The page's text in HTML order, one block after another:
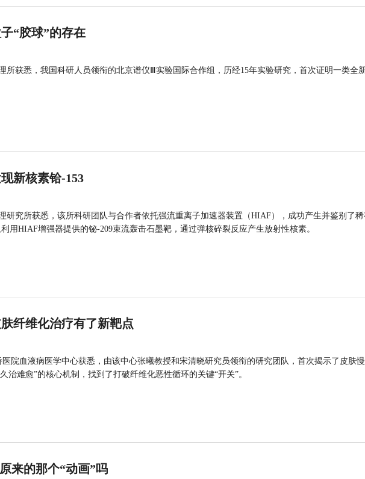
“胶球”的存在
所获悉，我国科研人员领衔的北京谱仪Ⅲ实验国际合作组，历经15年实验研究，首次证明一类全
新核素铪-153
研究所获悉，该所科研团队与合作者依托强流重离子加速器装置（HIAF），成功产生并鉴别了
用HIAF增强器提供的铋-209束流轰击石墨靶，通过弹核碎裂反应产生放射性核素。
纤维化治疗有了新靶点
院血液病医学中心获悉，由该中心张曦教授和宋清晓研究员领衔的研究团队，首次揭示了皮肤
治难愈”的核心机制，找到了打破纤维化恶性循环的关键“开关”。
来的那个“动画”吗